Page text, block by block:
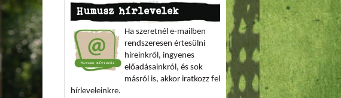
Humusz hírlevelek
Ha szeretnél e-mailben
rendszeresen értesülni
híreinkről, ingyenes
előadásainkról, és sok
másról is, akkor iratkozz fel
hírleveleinkre.